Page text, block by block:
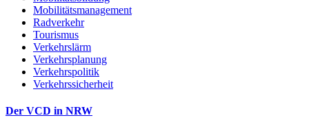
Mobilitätsmanagement
Radverkehr
Tourismus
Verkehrslärm
Verkehrsplanung
Verkehrspolitik
Verkehrssicherheit
Der VCD in NRW